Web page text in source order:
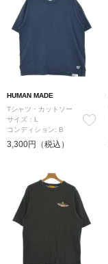
HUMAN MADE
Tシャツ・カットソー
サイズ：L
コンディション: B
3,300円（税込）